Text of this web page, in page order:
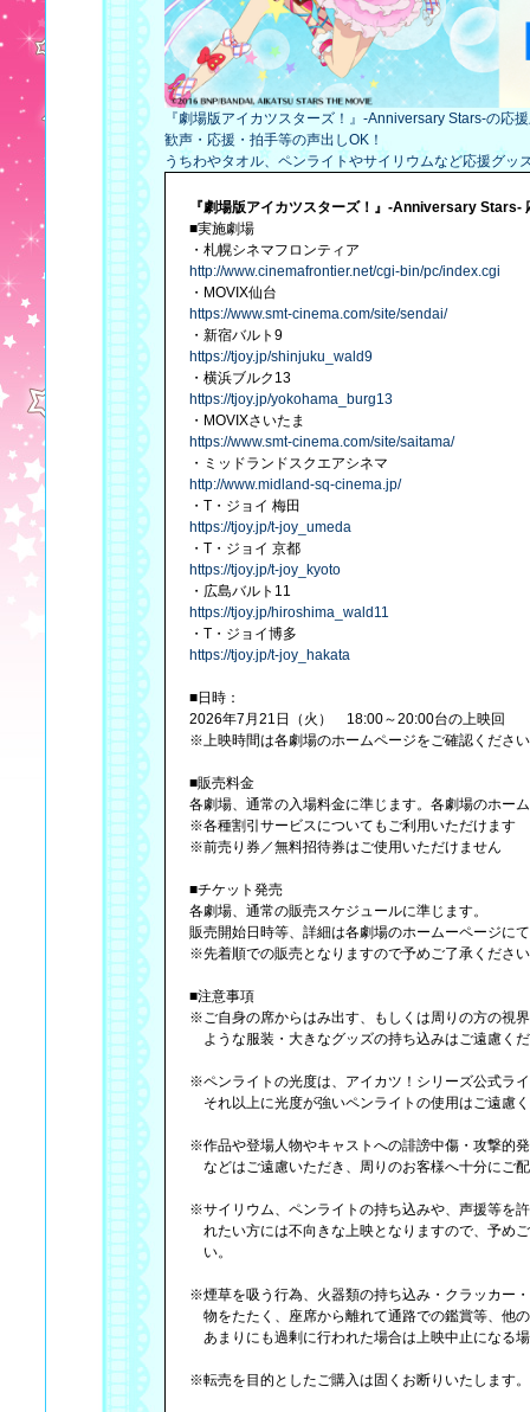
『劇場版アイカツスターズ！』-Anniversary Stars-の応
歓声・応援・拍手等の声出しOK！
うちわやタオル、ペンライトやサイリウムなど応援グッ
『劇場版アイカツスターズ！』-Anniversary
■実施劇場
・札幌シネマフロンティア
http://www.cinemafrontier.net/cgi-bin/pc/index.cgi
・MOVIX仙台
https://www.smt-cinema.com/site/sendai/
・新宿バルト9
https://tjoy.jp/shinjuku_wald9
・横浜ブルク13
https://tjoy.jp/yokohama_burg13
・MOVIXさいたま
https://www.smt-cinema.com/site/saitama/
・ミッドランドスクエアシネマ
http://www.midland-sq-cinema.jp/
・T・ジョイ 梅田
https://tjoy.jp/t-joy_umeda
・T・ジョイ 京都
https://tjoy.jp/t-joy_kyoto
・広島バルト11
https://tjoy.jp/hiroshima_wald11
・T・ジョイ博多
https://tjoy.jp/t-joy_hakata
■日時：
2026年7月21日（火） 18:00～20:00台の上映回
※上映時間は各劇場のホームページをご確認くださ
■販売料金
各劇場、通常の入場料金に準じます。各劇場のホー
※各種割引サービスについてもご利用いただけます
※前売り券／無料招待券はご使用いただけません
■チケット発売
各劇場、通常の販売スケジュールに準じます。
販売開始日時等、詳細は各劇場のホームーページに
※先着順での販売となりますので予めご了承ください
■注意事項
※ご自身の席からはみ出す、もしくは周りの方の視
ような服装・大きなグッズの持ち込みはご遠慮く
※ペンライトの光度は、アイカツ！シリーズ公式ラ
それ以上に光度が強いペンライトの使用はご遠慮
※作品や登場人物やキャストへの誹謗中傷・攻撃的
などはご遠慮いただき、周りのお客様へ十分にご
※サイリウム、ペンライトの持ち込みや、声援等を
れたい方には不向きな上映となりますので、予め
い。
※煙草を吸う行為、火器類の持ち込み・クラッカー
物をたたく、座席から離れて通路での鑑賞等、他
あまりにも過剰に行われた場合は上映中止になる
※転売を目的としたご購入は固くお断りいたします。